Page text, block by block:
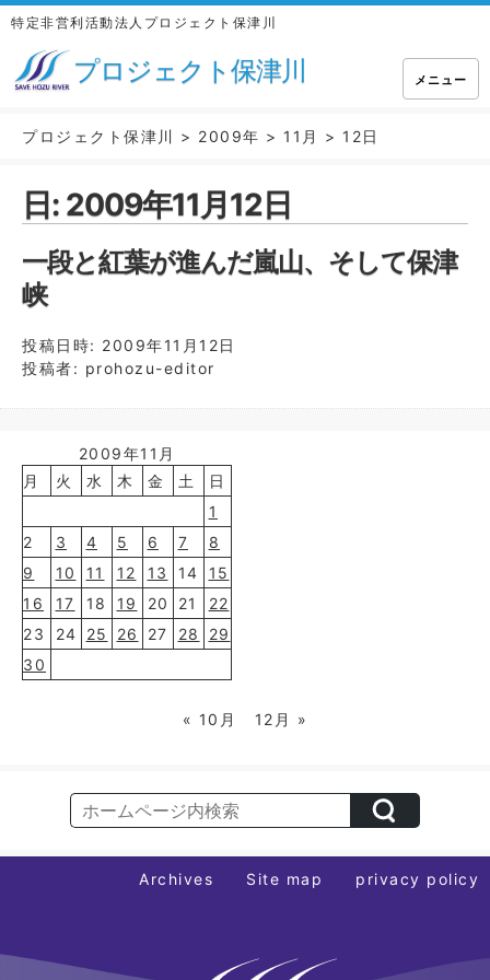
特定非営利活動法人プロジェクト保津川
プロジェクト保津川 メニュー
プロジェクト保津川 > 2009年 > 11月 > 12日
日: 2009年11月12日
一段と紅葉が進んだ嵐山、そして保津
峡
投稿日時: 2009年11月12日
投稿者: prohozu-editor
2009年11月
月
火 水 木 金 土
日
1
2
3 4 5 6 7
8
9
10 11 12 13 14
15
16
17 18 19 20 21
22
23
24 25 26 27 28
29
30
« 10月 12月 »
Archives Site map privacy policy